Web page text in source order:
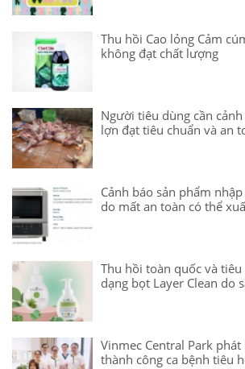
Thu hồi Cao lỏng Cảm
không đạt chất lượng
Người tiêu dùng cần
lợn đạt tiêu chuẩn và an
Cảnh báo sản phẩm
do mất an toàn có thể
Thu hồi toàn quốc và
dạng bọt Layer Clean do
Vinmec Central Park
thành công ca bệnh tiêu